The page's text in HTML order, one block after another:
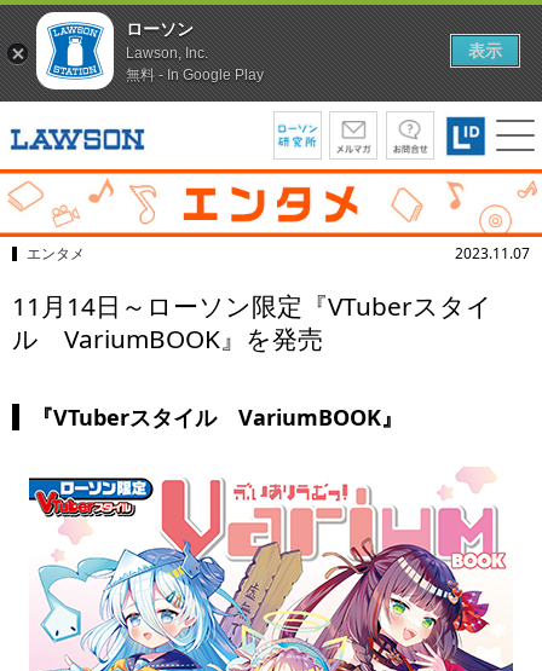
エンタメ 2023.11.07
11月14日～ローソン限定『VTuberスタイ
ル VariumBOOK』を発売
『VTuberスタイル VariumBOOK』
ローソン
Lawson, Inc.
無料 - In Google Play
表示